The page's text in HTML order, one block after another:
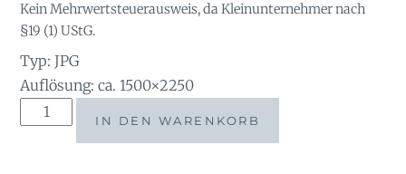
Kein Mehrwertsteuerausweis, da Kleinunternehmer nach
§19 (1) UStG.
Typ: JPG
Auflösung: ca. 1500×2250
Tauchsucht2023-
IN DEN WARENKORB